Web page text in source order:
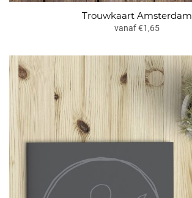
Trouwkaart Amsterdam
vanaf €1,65